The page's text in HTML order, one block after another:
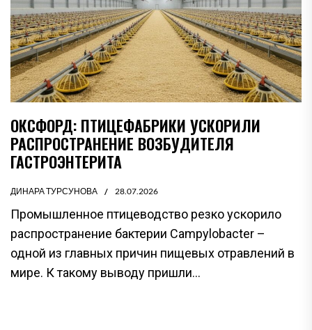
ОКСФОРД: ПТИЦЕФАБРИКИ УСКОРИЛИ
РАСПРОСТРАНЕНИЕ ВОЗБУДИТЕЛЯ
ГАСТРОЭНТЕРИТА
ДИНАРА ТУРСУНОВА 28.07.2026
Промышленное птицеводство резко ускорило
распространение бактерии Campylobacter –
одной из главных причин пищевых отравлений в
мире. К такому выводу пришли...